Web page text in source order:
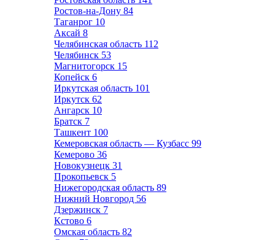
Ростов-на-Дону 84
Таганрог 10
Аксай 8
Челябинская область 112
Челябинск 53
Магнитогорск 15
Копейск 6
Иркутская область 101
Иркутск 62
Ангарск 10
Братск 7
Ташкент 100
Кемеровская область — Кузбасс 99
Кемерово 36
Новокузнецк 31
Прокопьевск 5
Нижегородская область 89
Нижний Новгород 56
Дзержинск 7
Кстово 6
Омская область 82